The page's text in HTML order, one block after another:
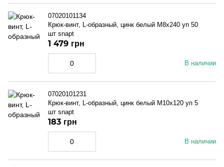
07020101134
Крюк-винт, L-образный, цинк белый M8x240 уп 50
шт snapt
В наличии
1 479 грн
07020101231
Крюк-винт, L-образный, цинк белый M10x120 уп 5
шт snapt
В наличии
183 грн